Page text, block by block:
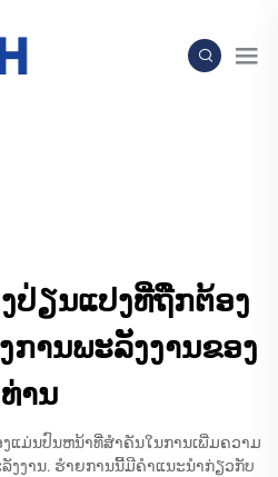
ປ່ຽນແປງທີ່ຖືກຕ້ອງ
ານພະລັງງານຂອງ
ທ່ານ
ງແມ່ນປົນຫນ້າທີ່ສຳຄັນໃນການເພີ່ມຄວາມ
ງານ. ຮໍາຍການນີ້ມີຄຳແນະນຳກ່ຽວກັບ